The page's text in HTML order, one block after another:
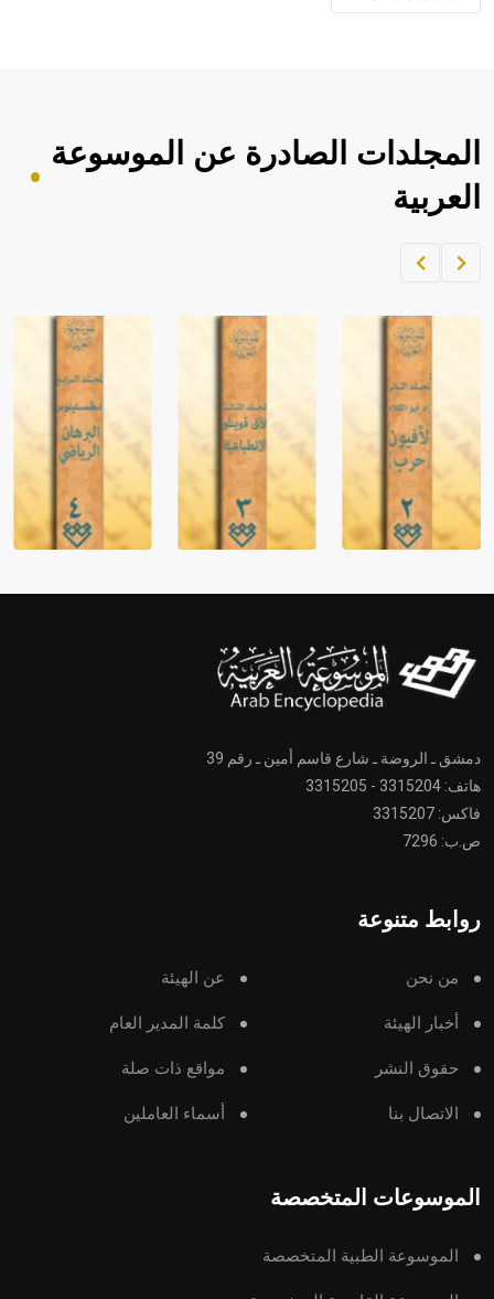
المجلدات الصادرة عن الموسوعة
العربية
دمشق ـ الروضة ـ شارع قاسم أمين ـ رقم 39
هاتف: 3315204 - 3315205
فاكس: 3315207
ص.ب: 7296
روابط متنوعة
من نحن عن الهيئة
أخبار الهيئة كلمة المدير العام
حقوق النشر مواقع ذات صلة
الاتصال بنا أسماء العاملين
الموسوعات المتخصصة
الموسوعة الطبية المتخصصة